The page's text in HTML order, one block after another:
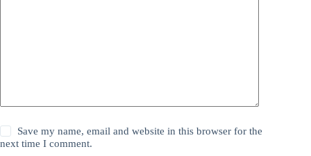
Save my name, email and website in this browser for the
next time I comment.